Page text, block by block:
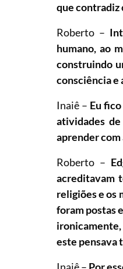
que contradiz
Roberto –
humano, ao
construindo
consciência e
Inaiê – Eu
atividades
aprender com
Roberto –
acreditavam
religiões e os
foram postas
ironicamente,
este pensava